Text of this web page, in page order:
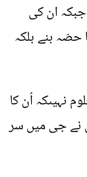
جبکہ ان کی
حصّہ بنے بلکہ
نہیںکہ اُن کا
نے جی میں سر